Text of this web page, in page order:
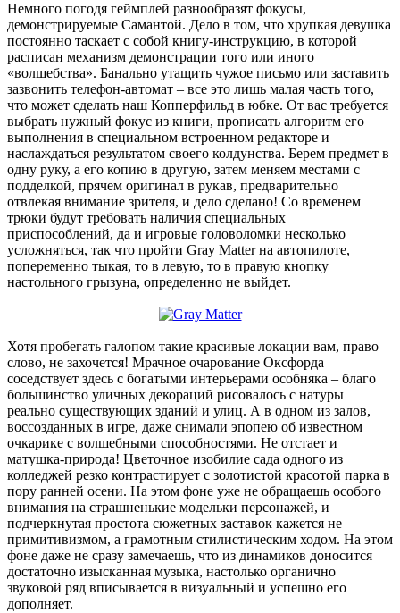
Немного погодя геймплей разнообразят фокусы,
демонстрируемые Самантой. Дело в том, что хрупкая девушка
постоянно таскает с собой книгу-инструкцию, в которой
расписан механизм демонстрации того или иного
«волшебства». Банально утащить чужое письмо или заставить
зазвонить телефон-автомат – все это лишь малая часть того,
что может сделать наш Копперфильд в юбке. От вас требуется
выбрать нужный фокус из книги, прописать алгоритм его
выполнения в специальном встроенном редакторе и
наслаждаться результатом своего колдунства. Берем предмет в
одну руку, а его копию в другую, затем меняем местами с
подделкой, прячем оригинал в рукав, предварительно
отвлекая внимание зрителя, и дело сделано! Со временем
трюки будут требовать наличия специальных
приспособлений, да и игровые головоломки несколько
усложняться, так что пройти Gray Matter на автопилоте,
попеременно тыкая, то в левую, то в правую кнопку
настольного грызуна, определенно не выйдет.
Хотя пробегать галопом такие красивые локации вам, право
слово, не захочется! Мрачное очарование Оксфорда
соседствует здесь с богатыми интерьерами особняка – благо
большинство уличных декораций рисовалось с натуры
реально существующих зданий и улиц. А в одном из залов,
воссозданных в игре, даже снимали эпопею об известном
очкарике с волшебными способностями. Не отстает и
матушка-природа! Цветочное изобилие сада одного из
колледжей резко контрастирует с золотистой красотой парка в
пору ранней осени. На этом фоне уже не обращаешь особого
внимания на страшненькие модельки персонажей, и
подчеркнутая простота сюжетных заставок кажется не
примитивизмом, а грамотным стилистическим ходом. На этом
фоне даже не сразу замечаешь, что из динамиков доносится
достаточно изысканная музыка, настолько органично
звуковой ряд вписывается в визуальный и успешно его
дополняет.